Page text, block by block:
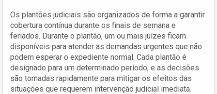
Os plantões judiciais são organizados de forma a garantir
cobertura contínua durante os finais de semana e
feriados. Durante o plantão, um ou mais juízes ficam
disponíveis para atender as demandas urgentes que não
podem esperar o expediente normal. Cada plantão é
designado para um determinado período, e as decisões
são tomadas rapidamente para mitigar os efeitos das
situações que requerem intervenção judicial imediata.